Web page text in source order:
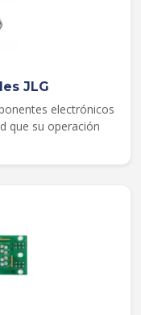
JLG
electrónicos
que su operación